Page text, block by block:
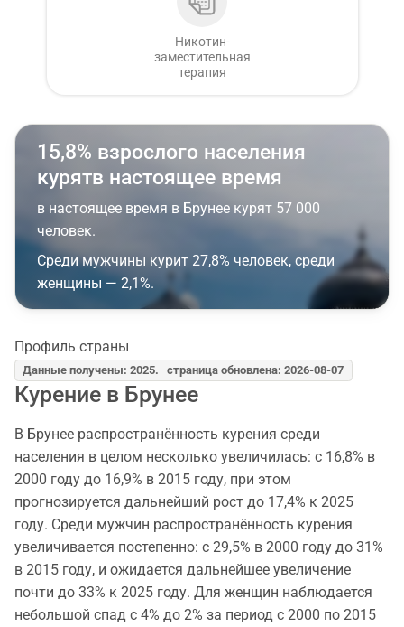
Никотин-
заместительная
терапия
15,8% взрослого населения
курятв настоящее время
в настоящее время в Брунее курят 57 000
человек.
Среди мужчины курит 27,8% человек, среди
женщины — 2,1%.
Профиль страны
Данные получены: 2025. страница обновлена: 2026-08-07
Курение в Брунее
В Брунее распространённость курения среди
населения в целом несколько увеличилась: с 16,8% в
2000 году до 16,9% в 2015 году, при этом
прогнозируется дальнейший рост до 17,4% к 2025
году. Среди мужчин распространённость курения
увеличивается постепенно: с 29,5% в 2000 году до 31%
в 2015 году, и ожидается дальнейшее увеличение
почти до 33% к 2025 году. Для женщин наблюдается
небольшой спад с 4% до 2% за период с 2000 по 2015